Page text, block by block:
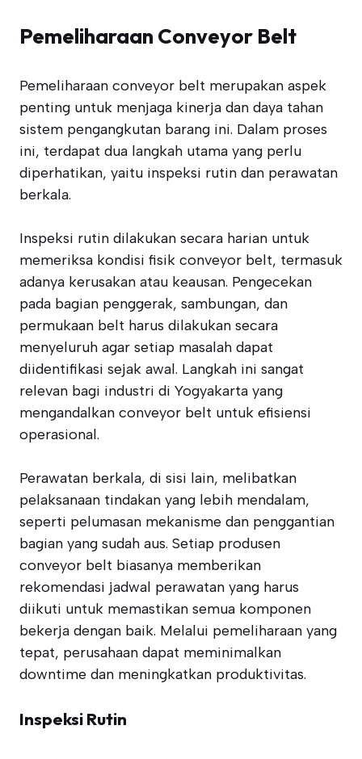
Pemeliharaan Conveyor Belt
Pemeliharaan conveyor belt merupakan aspek
penting untuk menjaga kinerja dan daya tahan
sistem pengangkutan barang ini. Dalam proses
ini, terdapat dua langkah utama yang perlu
diperhatikan, yaitu inspeksi rutin dan perawatan
berkala.
Inspeksi rutin dilakukan secara harian untuk
memeriksa kondisi fisik conveyor belt, termasuk
adanya kerusakan atau keausan. Pengecekan
pada bagian penggerak, sambungan, dan
permukaan belt harus dilakukan secara
menyeluruh agar setiap masalah dapat
diidentifikasi sejak awal. Langkah ini sangat
relevan bagi industri di Yogyakarta yang
mengandalkan conveyor belt untuk efisiensi
operasional.
Perawatan berkala, di sisi lain, melibatkan
pelaksanaan tindakan yang lebih mendalam,
seperti pelumasan mekanisme dan penggantian
bagian yang sudah aus. Setiap produsen
conveyor belt biasanya memberikan
rekomendasi jadwal perawatan yang harus
diikuti untuk memastikan semua komponen
bekerja dengan baik. Melalui pemeliharaan yang
tepat, perusahaan dapat meminimalkan
downtime dan meningkatkan produktivitas.
Inspeksi Rutin